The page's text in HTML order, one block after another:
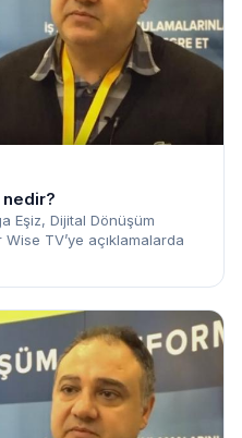
nedir?
Eşiz, Dijital Dönüşüm
TV’ye açıklamalarda